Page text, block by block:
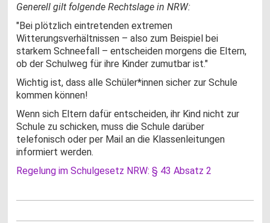
Generell gilt folgende Rechtslage in NRW:
"Bei plötzlich eintretenden extremen
Witterungsverhältnissen – also zum Beispiel bei
starkem Schneefall – entscheiden morgens die Eltern,
ob der Schulweg für ihre Kinder zumutbar ist."
Wichtig ist, dass alle Schüler*innen sicher zur Schule
kommen können!
Wenn sich Eltern dafür entscheiden, ihr Kind nicht zur
Schule zu schicken, muss die Schule darüber
telefonisch oder per Mail an die Klassenleitungen
informiert werden.
Regelung im Schulgesetz NRW: § 43 Absatz 2